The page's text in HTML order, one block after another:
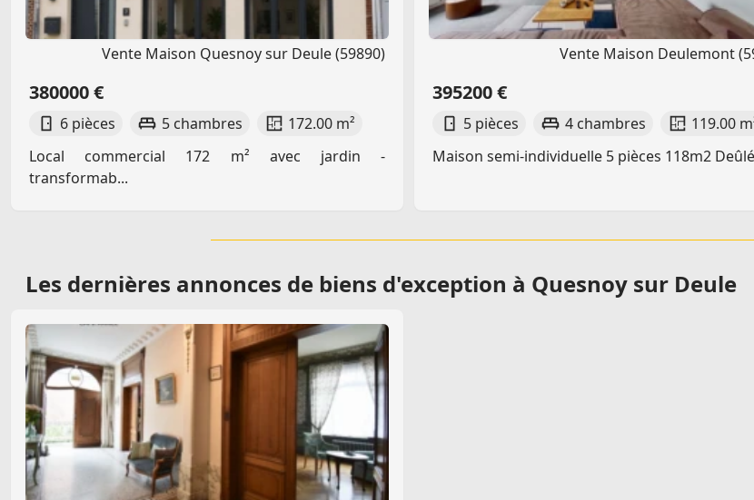
Vente Maison Quesnoy sur Deule (59890)
380000 €
6 pièces 5 chambres
172.00 m²
Local commercial 172 m² avec jardin -
transformab...
Vente Maison Deulemont
395200 €
5 pièces 4 chambres
119.00
Maison semi-individuelle 5 pièces 118m2
Les dernières annonces de biens d'exception à Quesnoy sur Deule